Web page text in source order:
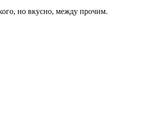
но вкусно, между прочим.